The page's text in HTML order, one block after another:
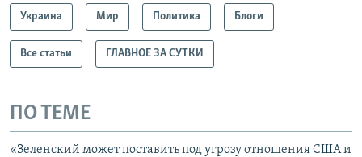
Украина Мир Политика Блоги
Все статьи ГЛАВНОЕ ЗА СУТКИ
ПО ТЕМЕ
«Зеленский может поставить под угрозу отношения США и